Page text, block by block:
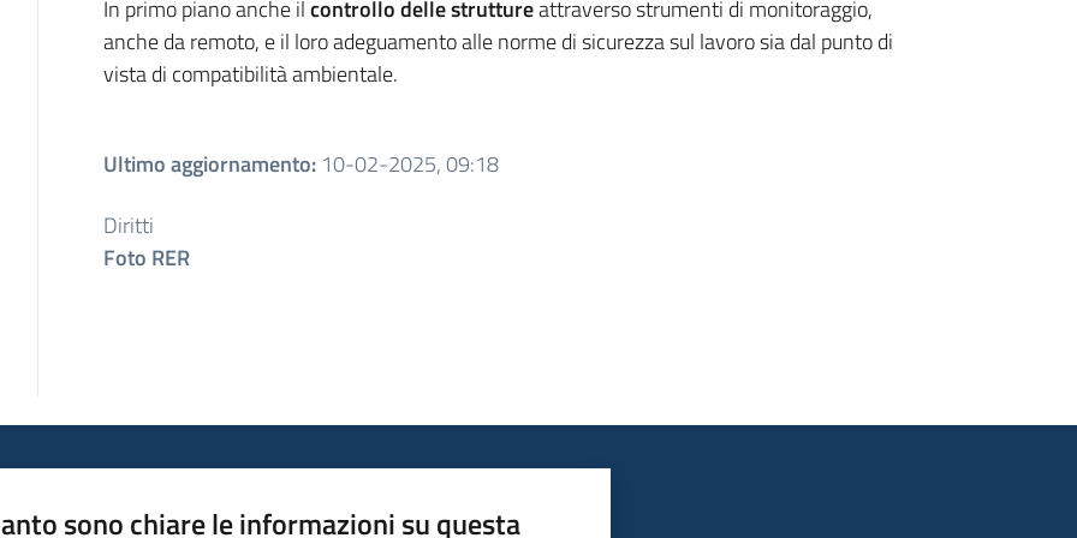
In primo piano anche ilcontrollodelle struttureattraverso strumenti di monitoraggio,
anche da remoto, e il loro adeguamento alle norme di sicurezza sul lavoro sia dal punto di
vista di compatibilità ambientale.
Ultimo aggiornamento: 10-02-2025, 09:18
Diritti
Foto RER
sono chiare le informazioni su questa